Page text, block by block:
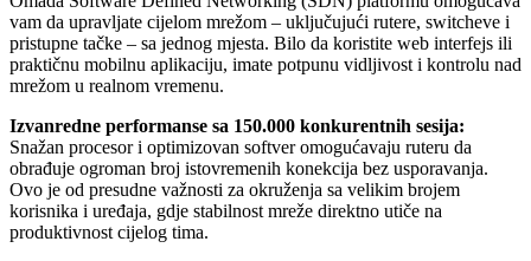
vam da upravljate cijelom mrežom – uključujući rutere, switcheve i
pristupne tačke – sa jednog mjesta. Bilo da koristite web interfejs ili
praktičnu mobilnu aplikaciju, imate potpunu vidljivost i kontrolu nad
mrežom u realnom vremenu.
Izvanredne performanse sa 150.000 konkurentnih sesija:
Snažan procesor i optimizovan softver omogućavaju ruteru da
obrađuje ogroman broj istovremenih konekcija bez usporavanja.
Ovo je od presudne važnosti za okruženja sa velikim brojem
korisnika i uređaja, gdje stabilnost mreže direktno utiče na
produktivnost cijelog tima.